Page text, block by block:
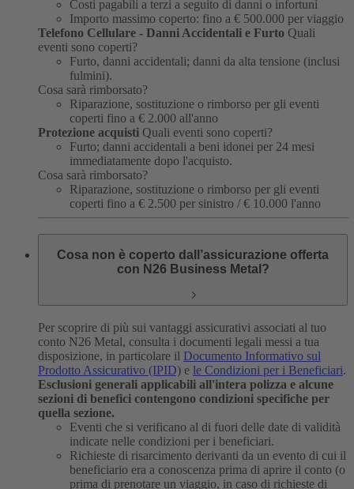
Costi pagabili a terzi a seguito di danni o infortuni
Importo massimo coperto: fino a € 500.000 per viaggio
Telefono Cellulare - Danni Accidentali e Furto Quali
eventi sono coperti?
Furto, danni accidentali; danni da alta tensione (inclusi
fulmini).
Cosa sarà rimborsato?
Riparazione, sostituzione o rimborso per gli eventi
coperti fino a € 2.000 all'anno
Protezione acquisti Quali eventi sono coperti?
Furto; danni accidentali a beni idonei per 24 mesi
immediatamente dopo l'acquisto.
Cosa sarà rimborsato?
Riparazione, sostituzione o rimborso per gli eventi
coperti fino a € 2.500 per sinistro / € 10.000 l'anno
Cosa non è coperto dall’assicurazione offerta
con N26 Business Metal?
Per scoprire di più sui vantaggi assicurativi associati al tuo
conto N26 Metal, consulta i documenti legali messi a tua
disposizione, in particolare il Documento Informativo sul
Prodotto Assicurativo (IPID) e le Condizioni per i Beneficiari.
Esclusioni generali applicabili all'intera polizza e alcune
sezioni di benefici contengono condizioni specifiche per
quella sezione.
Eventi che si verificano al di fuori delle date di validità
indicate nelle condizioni per i beneficiari.
Richieste di risarcimento derivanti da un evento di cui il
beneficiario era a conoscenza prima di aprire il conto (o
prima di prenotare un viaggio, in caso di richieste di